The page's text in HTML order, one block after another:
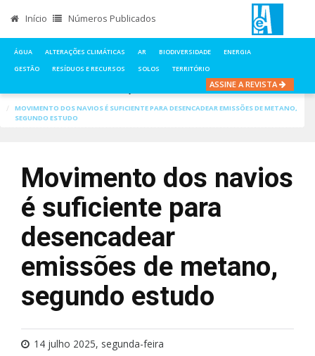
Início Números Publicados
ÁGUA ALTERAÇÕES CLIMÁTICAS AR BIODIVERSIDADE
ENERGIA
GESTÃO
RESÍDUOS E RECURSOS SOLOS TERRITÓRIO
ASSINE A REVISTA
MOVIMENTO DOS NAVIOS É SUFICIENTE PARA DESENCADEAR EMISSÕES DE METANO,
SEGUNDO ESTUDO
Movimento dos navios
é suficiente para
desencadear
emissões de metano,
segundo estudo
14 julho 2025, segunda-feira